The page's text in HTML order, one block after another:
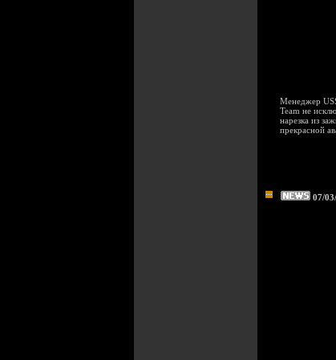
Менеджер
Team не
нарезка из
прекрасной
07/